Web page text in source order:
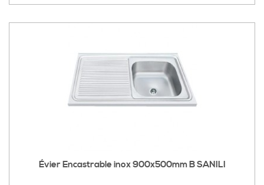
Évier Encastrable inox 900x500mm B SANILI